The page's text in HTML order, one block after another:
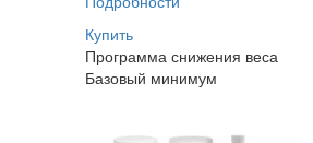
Купить
Программа снижения веса
Базовый минимум